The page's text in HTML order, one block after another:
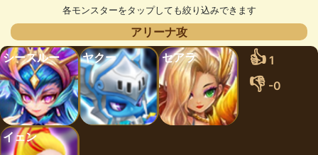
各モンスターをタップしても絞り込みできます
アリーナ攻
シースルー
ヤクー セアラ 👍 1
👎 -0
イェン